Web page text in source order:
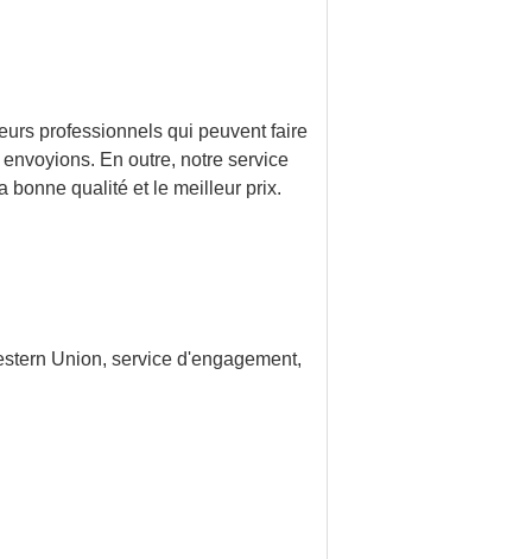
professionnels qui peuvent faire
En outre, notre service
bonne qualité et le meilleur prix.
Union, service d'engagement,